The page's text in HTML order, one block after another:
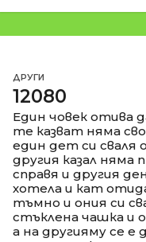
ДРУГИ
12080
Един човек отива
те казват няма
един дет си сваля
другия казал няма
справя и другия
хотела и кат
тъмно и ония си
стъклена чашка
а на другияму се е